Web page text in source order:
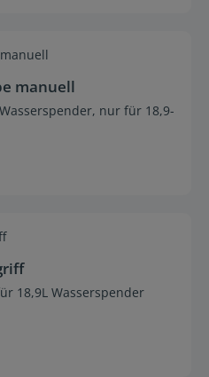
von 0 von 5 Sternen
manuell
nur für 18,9-
von 0 von 5 Sternen
18,9L Wasserspender